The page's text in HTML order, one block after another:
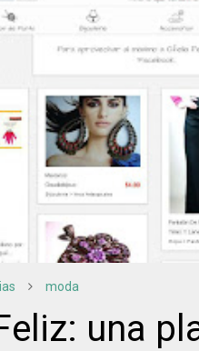
moda
una